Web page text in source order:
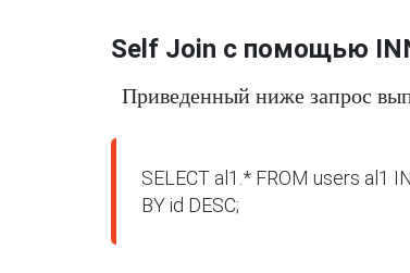
Self Join с помощью
Приведенный ниже запрос
SELECT al1.* FROM users al1
BY id DESC;